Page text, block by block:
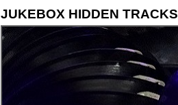
JUKEBOX HIDDEN TRACKS